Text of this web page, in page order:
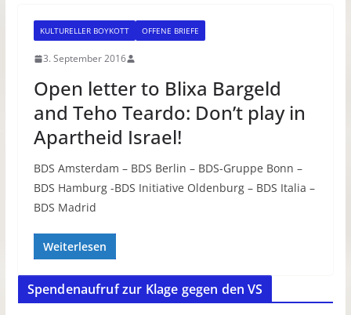
KULTURELLER BOYKOTT OFFENE BRIEFE
3. September 2016
Open letter to Blixa Bargeld
and Teho Teardo: Don’t play in
Apartheid Israel!
BDS Amsterdam – BDS Berlin – BDS-Gruppe Bonn –
BDS Hamburg -BDS Initiative Oldenburg – BDS Italia –
BDS Madrid
Weiterlesen
Spendenaufruf zur Klage gegen den VS